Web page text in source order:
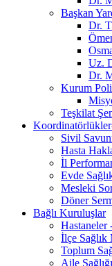
Başkan
Dr.
Uz.
Dr.
Kurum
Teşkilat
Sivil
Hasta
İl
Evde
Mesleki
Döner
Bağlı Kuruluşlar
Hastaneler
İlçe
Toplum
Aile